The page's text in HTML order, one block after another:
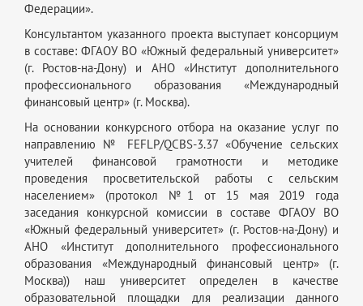
Федерации».
Консультантом указанного проекта выступает консорциум
в составе: ФГАОУ ВО «Южный федеральный университет»
(г. Ростов-на-Дону) и АНО «Институт дополнительного
профессионального образования «Международный
финансовый центр» (г. Москва).
На основании конкурсного отбора на оказание услуг по
направлению № FEFLP/QCBS-3.37 «Обучение сельских
учителей финансовой грамотности и методике
проведения просветительской работы с сельским
населением» (протокол №1 от 15 мая 2019 года
заседания конкурсной комиссии в составе ФГАОУ ВО
«Южный федеральный университет» (г. Ростов-на-Дону) и
АНО «Институт дополнительного профессионального
образования «Международный финансовый центр» (г.
Москва)) наш университет определен в качестве
образовательной площадки для реализации данного